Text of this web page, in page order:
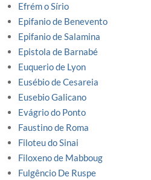
Efrém o Sírio
Epifanio de Benevento
Epifanio de Salamina
Epistola de Barnabé
Euquerio de Lyon
Eusébio de Cesareia
Eusebio Galicano
Evágrio do Ponto
Faustino de Roma
Filoteu do Sinai
Filoxeno de Mabboug
Fulgêncio De Ruspe